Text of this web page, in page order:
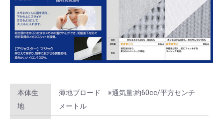
L × ピンク 10 ～ 39 ￥2,376
L × ピンク 40 ～ 159 ￥2,112
L × ピンク 160 ～ ￥1,848
L × グリーン
本体生
地
薄地ブロード ※通気量:約60cc/平方センチ
メートル